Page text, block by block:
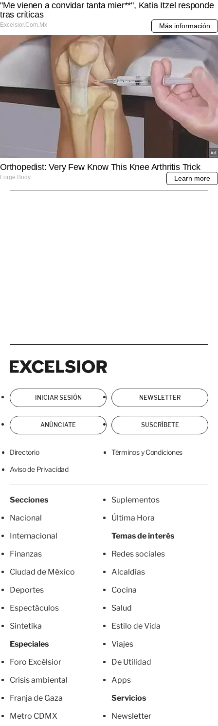
INICIAR SESIÓN NEWSLETTER
ANÚNCIATE SUSCRÍBETE
Directorio Términos y Condiciones
Aviso de Privacidad
Secciones
Nacional
Internacional
Finanzas
Ciudad de México
Deportes
Espectáculos
Sintetika
Especiales
Foro Excélsior
Crisis ambiental
Franja de Gaza
Metro CDMX
Suplementos
Última Hora
Temas de interés
Redes sociales
Alcaldías
Cocina
Salud
Estilo de Vida
Viajes
De Utilidad
Apps
Servicios
Newsletter